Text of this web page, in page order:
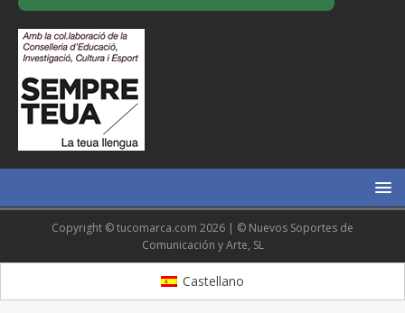
Copyright © tucomarca.com 2026 | © Nuevos Soportes de
Comunicación y Arte, SL
Castellano